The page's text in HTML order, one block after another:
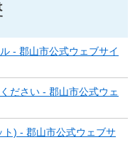
- 郡山市公式ウェブサイ
ださい - 郡山市公式ウェ
) - 郡山市公式ウェブサ